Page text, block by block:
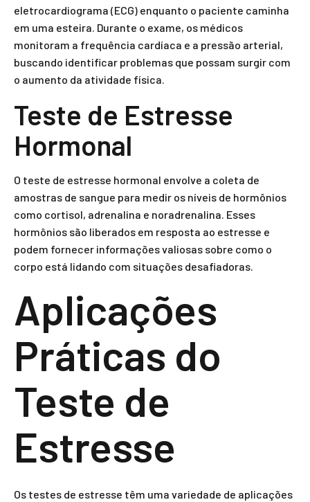
eletrocardiograma (ECG) enquanto o paciente caminha
em uma esteira. Durante o exame, os médicos
monitoram a frequência cardíaca e a pressão arterial,
buscando identificar problemas que possam surgir com
o aumento da atividade física.
Teste de Estresse
Hormonal
O teste de estresse hormonal envolve a coleta de
amostras de sangue para medir os níveis de hormônios
como cortisol, adrenalina e noradrenalina. Esses
hormônios são liberados em resposta ao estresse e
podem fornecer informações valiosas sobre como o
corpo está lidando com situações desafiadoras.
Aplicações
Práticas do
Teste de
Estresse
Os testes de estresse têm uma variedade de aplicações